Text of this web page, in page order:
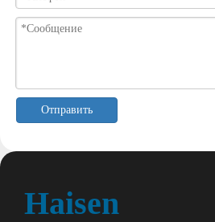
Отправить
Haisen